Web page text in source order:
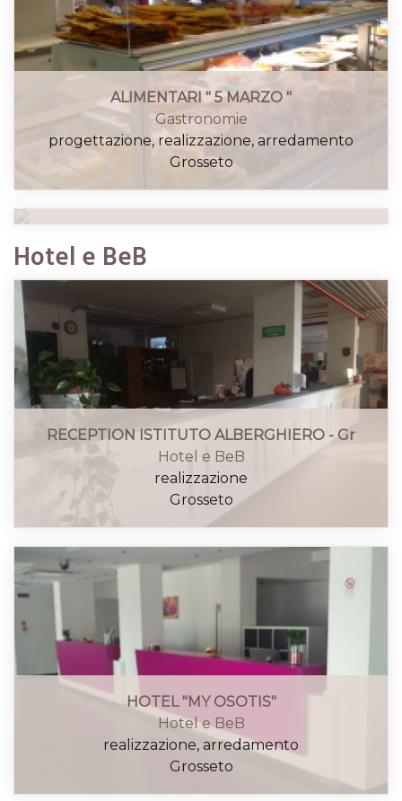
ALIMENTARI " 5 MARZO "
Gastronomie
progettazione, realizzazione, arredamento
Grosseto
ESPRESSAMENTE
Gastronomie
Hotel e BeB
RECEPTION ISTITUTO ALBERGHIERO - Gr
Hotel e BeB
realizzazione
Grosseto
HOTEL "MY OSOTIS"
Hotel e BeB
realizzazione, arredamento
Grosseto